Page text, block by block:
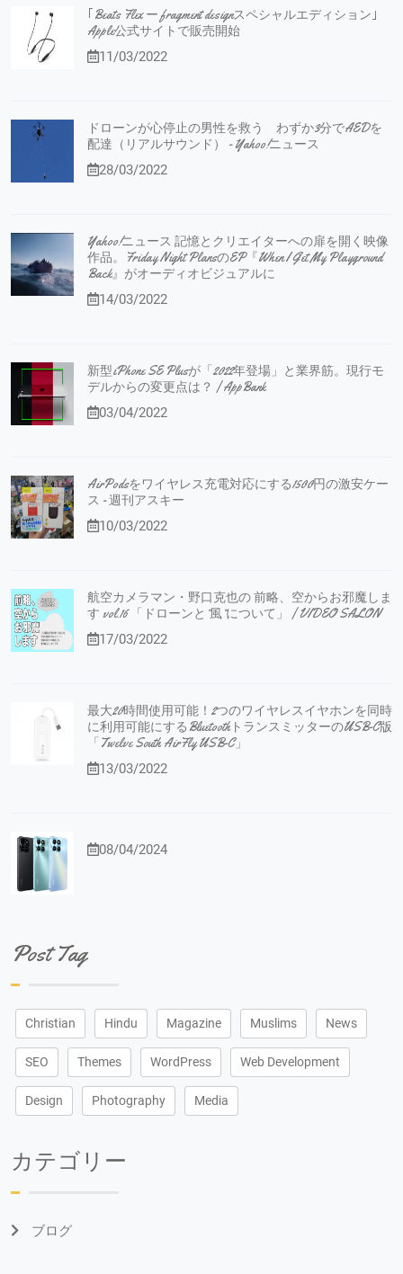
｢Beats Flex ー fragment designスペシャルエディション｣
Apple公式サイトで販売開始
11/03/2022
ドローンが心停止の男性を救う わずか3分でAEDを
配達（リアルサウンド） - Yahoo!ニュース
28/03/2022
Yahoo!ニュース 記憶とクリエイターへの扉を開く映像
作品。Friday Night PlansのEP『When I Get My Playground
Back』がオーディオビジュアルに
14/03/2022
新型iPhone SE Plusが「2022年登場」と業界筋。現行モ
デルからの変更点は？ | AppBank
03/04/2022
AirPodsをワイヤレス充電対応にする1500円の激安ケー
ス - 週刊アスキー
10/03/2022
航空カメラマン・野口克也の 前略、空からお邪魔しま
す vol.16 「ドローンと”風”について」 | VIDEO SALON
17/03/2022
最大20時間使用可能！2つのワイヤレスイヤホンを同時
に利用可能にするBluetoothトランスミッターのUSB-C版
「Twelve South AirFly USB-C」
13/03/2022
08/04/2024
Post Tag
Christian Hindu Magazine Muslims News
SEO Themes WordPress Web Development
Design Photography Media
カテゴリー
ブログ